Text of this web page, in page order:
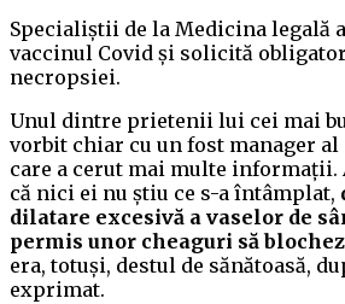
Specialiștii de la Medicina legală
vaccinul Covid și solicită
necropsiei.
Unul dintre prietenii lui cei mai
vorbit chiar cu un fost manager
care a cerut mai multe informații.
că nici ei nu știu ce s-a întâmplat,
dilatare excesivă a vaselor de
permis unor cheaguri să
era, totuși, destul de sănătoasă,
exprimat.